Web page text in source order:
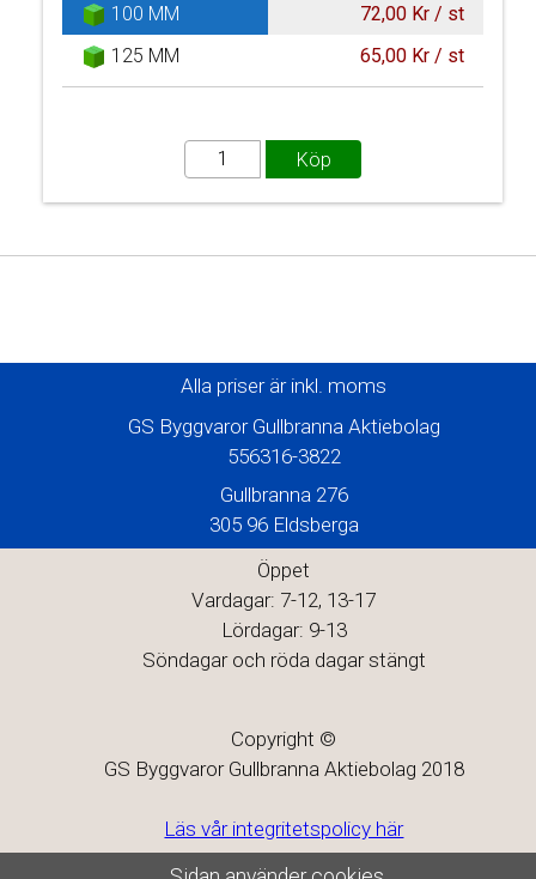
100 MM
72,00 Kr / st
125 MM
65,00 Kr / st
Alla priser är inkl. moms
GS Byggvaror Gullbranna Aktiebolag
556316-3822
Gullbranna 276
305 96 Eldsberga
Öppet
Vardagar: 7-12, 13-17
Lördagar: 9-13
Söndagar och röda dagar stängt
Copyright ©
GS Byggvaror Gullbranna Aktiebolag 2018
Läs vår integritetspolicy här